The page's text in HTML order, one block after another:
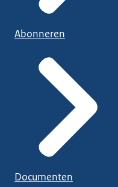
Abonneren
Documenten